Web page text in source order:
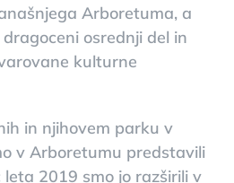
Arboretuma, a
osrednji del in
kulturne
in njihovem parku v
v Arboretumu predstavili
leta 2019 smo jo razširili v